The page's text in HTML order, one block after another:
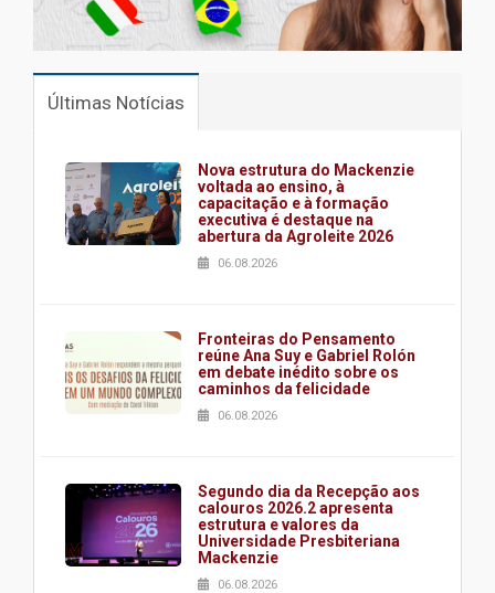
Últimas Notícias
Nova estrutura do Mackenzie
voltada ao ensino, à
capacitação e à formação
executiva é destaque na
abertura da Agroleite 2026
06.08.2026
Fronteiras do Pensamento
reúne Ana Suy e Gabriel Rolón
em debate inédito sobre os
caminhos da felicidade
06.08.2026
Segundo dia da Recepção aos
calouros 2026.2 apresenta
estrutura e valores da
Universidade Presbiteriana
Mackenzie
06.08.2026